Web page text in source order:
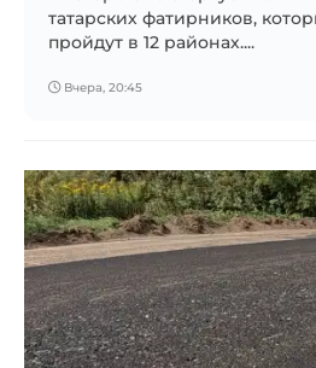
татарских фатирников,
пройдут в 12 районах....
Вчера, 20:45